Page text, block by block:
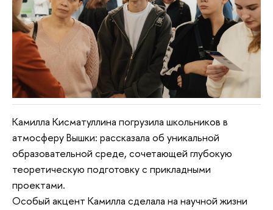
Камилла Кисматуллина погрузила школьников в
атмосферу Вышки: рассказала об уникальной
образовательной среде, сочетающей глубокую
теоретическую подготовку с прикладными
проектами.
Особый акцент Камилла сделала на научной жизни